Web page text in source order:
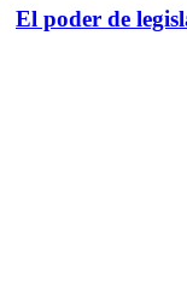
El poder de